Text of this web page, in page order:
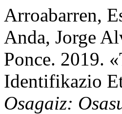
Arroabarren,
Anda, Jorge
Ponce. 2019.
Identifikazio
Osagaiz: